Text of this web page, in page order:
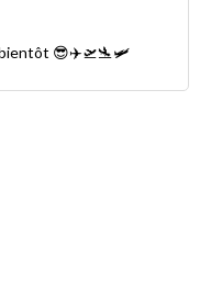
bientôt 😎✈️🛫🛬🛩